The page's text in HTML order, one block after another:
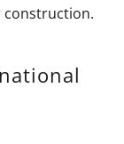
construction.